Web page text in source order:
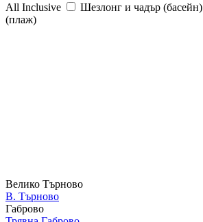
All Inclusive
Шезлонг и чадър (басейн)
(плаж)
Велико Търново
В. Търново
Габрово